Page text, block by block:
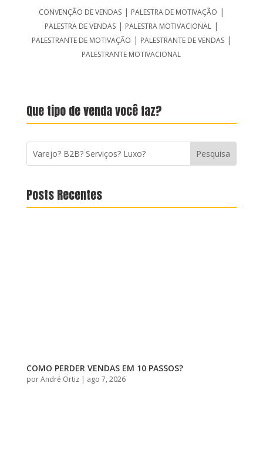
CONVENÇÃO DE VENDAS| PALESTRA DE MOTIVAÇÃO |
PALESTRA DE VENDAS| PALESTRA MOTIVACIONAL |
PALESTRANTE DE MOTIVAÇÃO | PALESTRANTE DE VENDAS|
PALESTRANTE MOTIVACIONAL
Que tipo de venda você faz?
Posts Recentes
COMO PERDER VENDAS EM 10 PASSOS?
porAndré Ortiz| ago 7, 2026